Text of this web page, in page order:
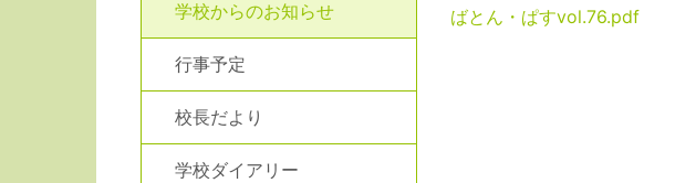
ばとん・ぱすvol.76.pdf
学校からのお知らせ
行事予定
校長だより
学校ダイアリー